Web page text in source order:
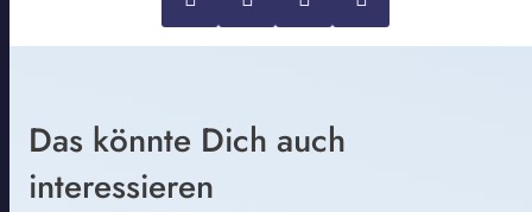
Das könnte Dich auch
interessieren